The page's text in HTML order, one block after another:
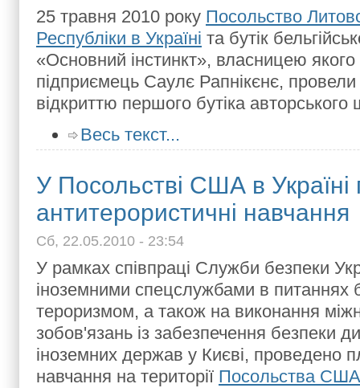
25 травня 2010 року Посольство
Республіки в Україні та бутік
«Основний інстинкт», власницею
підприємець Саулє Рапнікєнє,
відкриттю першого бутіка
Весь текст...
У Посольстві США в
антитерористичні навчання
Сб, 22.05.2010 - 23:54
У рамках співпраці Служби безпеки
іноземними спецслужбами в питаннях
тероризмом, а також на виконання
зобов'язань із забезпечення безпеки
іноземних держав у Києві, проведено
навчання на території Посольства США